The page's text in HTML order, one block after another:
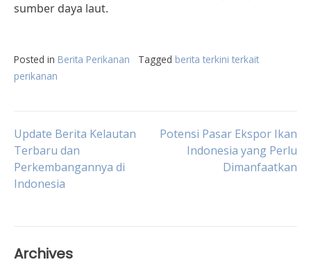
sumber daya laut.
Posted in Berita Perikanan Tagged berita terkini terkait
perikanan
Post
navigation
Update Berita Kelautan
Terbaru dan
Perkembangannya di
Indonesia
Potensi Pasar Ekspor Ikan
Indonesia yang Perlu
Dimanfaatkan
Archives